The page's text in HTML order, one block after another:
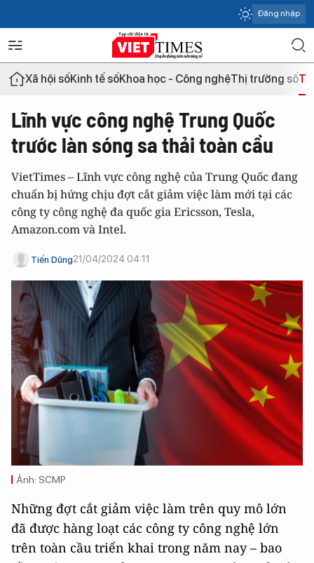
Đăng nhập
Xã hội sốKinh tế sốKhoa học - Công nghệThị trường số
Lĩnh vực công nghệ Trung Quốc
trước làn sóng sa thải toàn cầu
VietTimes – Lĩnh vực công nghệ của Trung Quốc đang
chuẩn bị hứng chịu đợt cắt giảm việc làm mới tại các
công ty công nghệ đa quốc gia Ericsson, Tesla,
Amazon.com và Intel.
Tiến Dũng21/04/2024 04:11
Ảnh: SCMP
Những đợt cắt giảm việc làm trên quy mô lớn
đã được hàng loạt các công ty công nghệ lớn
trên toàn cầu triển khai trong năm nay – bao